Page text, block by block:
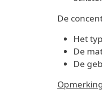
De
Het
De
De